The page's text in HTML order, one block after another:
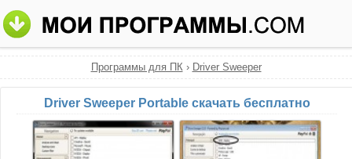
Программы для ПК› Driver Sweeper
Driver Sweeper Portable скачать бесплатно